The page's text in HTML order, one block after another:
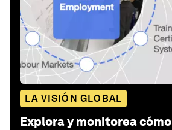
LA VISIÓN GLOBAL
Explora y monitorea cómo